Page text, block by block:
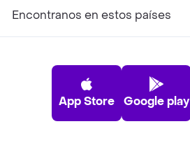
Encontranos en estos países
App Store Google play